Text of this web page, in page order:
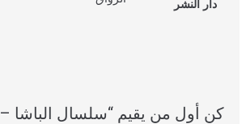
دار النشر
كن أول من يقيم “سلسال الباشا –